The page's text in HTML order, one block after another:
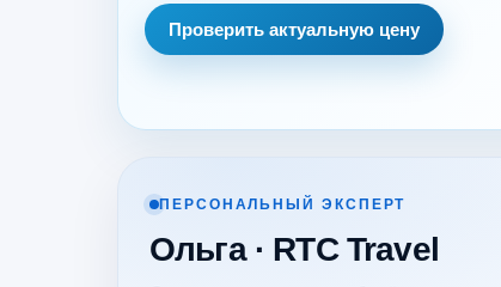
Проверить актуальную цену
ПЕРСОНАЛЬНЫЙ ЭКСПЕРТ
Ольга · RTC Travel